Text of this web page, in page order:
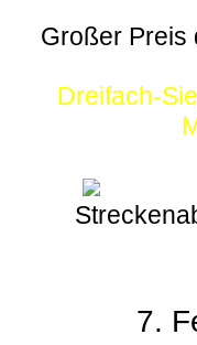
Großer Preis
Dreifach-
7.